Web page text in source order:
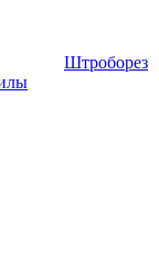
Штроборез